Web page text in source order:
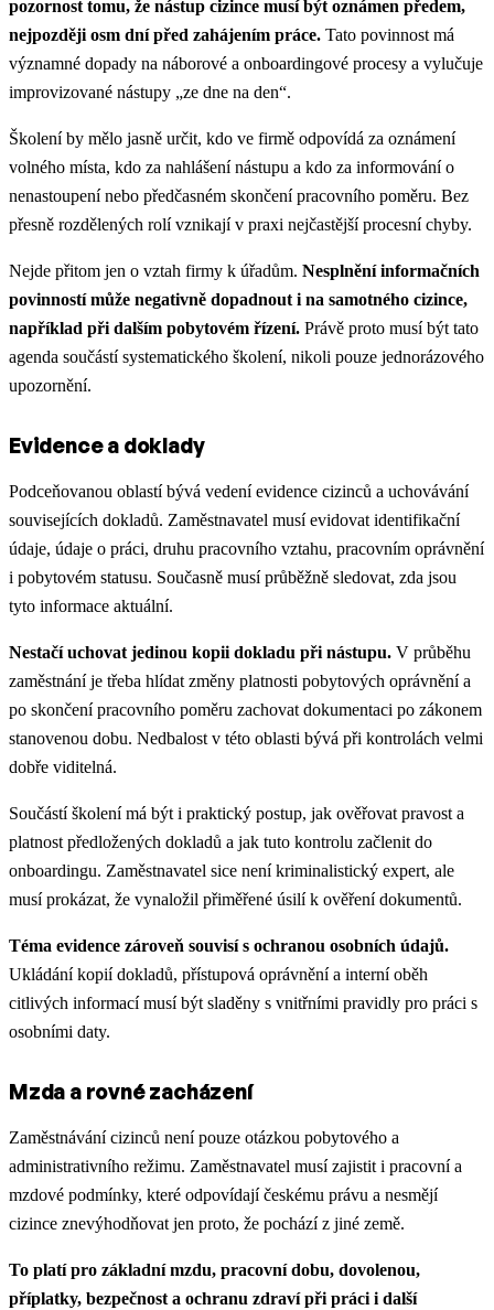
pozornost tomu, že nástup cizince musí být oznámen předem,
nejpozději osm dní před zahájením práce. Tato povinnost má
významné dopady na náborové a onboardingové procesy a vylučuje
improvizované nástupy „ze dne na den“.
Školení by mělo jasně určit, kdo ve firmě odpovídá za oznámení
volného místa, kdo za nahlášení nástupu a kdo za informování o
nenastoupení nebo předčasném skončení pracovního poměru. Bez
přesně rozdělených rolí vznikají v praxi nejčastější procesní chyby.
Nejde přitom jen o vztah firmy k úřadům. Nesplnění informačních
povinností může negativně dopadnout i na samotného cizince,
například při dalším pobytovém řízení. Právě proto musí být tato
agenda součástí systematického školení, nikoli pouze jednorázového
upozornění.
Evidence a doklady
Podceňovanou oblastí bývá vedení evidence cizinců a uchovávání
souvisejících dokladů. Zaměstnavatel musí evidovat identifikační
údaje, údaje o práci, druhu pracovního vztahu, pracovním oprávnění
i pobytovém statusu. Současně musí průběžně sledovat, zda jsou
tyto informace aktuální.
Nestačí uchovat jedinou kopii dokladu při nástupu. V průběhu
zaměstnání je třeba hlídat změny platnosti pobytových oprávnění a
po skončení pracovního poměru zachovat dokumentaci po zákonem
stanovenou dobu. Nedbalost v této oblasti bývá při kontrolách velmi
dobře viditelná.
Součástí školení má být i praktický postup, jak ověřovat pravost a
platnost předložených dokladů a jak tuto kontrolu začlenit do
onboardingu. Zaměstnavatel sice není kriminalistický expert, ale
musí prokázat, že vynaložil přiměřené úsilí k ověření dokumentů.
Téma evidence zároveň souvisí s ochranou osobních údajů.
Ukládání kopií dokladů, přístupová oprávnění a interní oběh
citlivých informací musí být sladěny s vnitřními pravidly pro práci s
osobními daty.
Mzda a rovné zacházení
Zaměstnávání cizinců není pouze otázkou pobytového a
administrativního režimu. Zaměstnavatel musí zajistit i pracovní a
mzdové podmínky, které odpovídají českému právu a nesmějí
cizince znevýhodňovat jen proto, že pochází z jiné země.
To platí pro základní mzdu, pracovní dobu, dovolenou,
příplatky, bezpečnost a ochranu zdraví při práci i další